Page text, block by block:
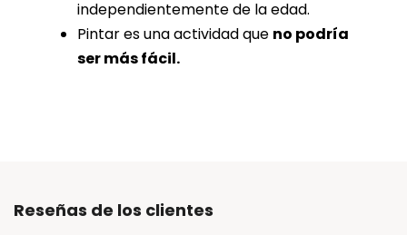
independientemente de la edad.
Pintar es una actividad que no podría
ser más fácil.
Reseñas de los clientes